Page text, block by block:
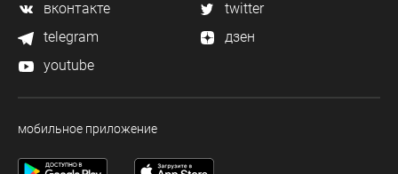
вконтакте
twitter
telegram
дзен
youtube
мобильное приложение